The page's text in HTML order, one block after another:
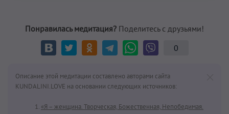
Понравилась медитация? Поделитесь с друзьями!
0
Описание этой медитации составлено авторами сайта
KUNDALINI.LOVE на основании следующих источников:
«Я – женщина. Творческая, Божественная, Непобедимая.